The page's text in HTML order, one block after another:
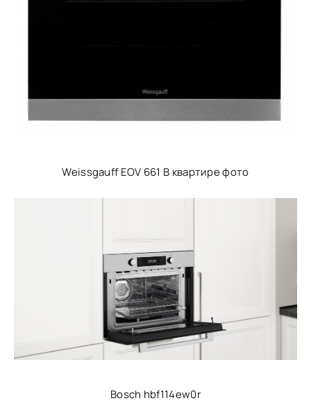
Weissgauff EOV 661 В квартире фото
Bosch hbf114ew0r